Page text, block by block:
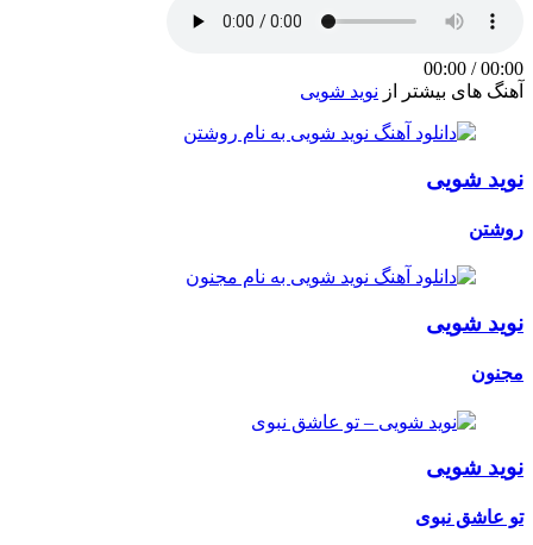
00:00
/
00:00
آهنگ های بیشتر از نوید شویی
نوید شویی
روشتن
نوید شویی
مجنون
نوید شویی
تو عاشق نبوی